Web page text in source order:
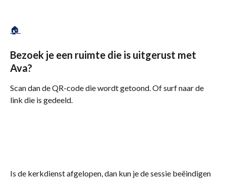
🏠
Bezoek je een ruimte die is uitgerust met
Ava?
Scan dan de QR-code die wordt getoond. Of surf naar de
link die is gedeeld.
Is de kerkdienst afgelopen, dan kun je de sessie beëindigen